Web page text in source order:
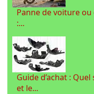
Panne de voiture
:...
Guide d’achat :
et le...